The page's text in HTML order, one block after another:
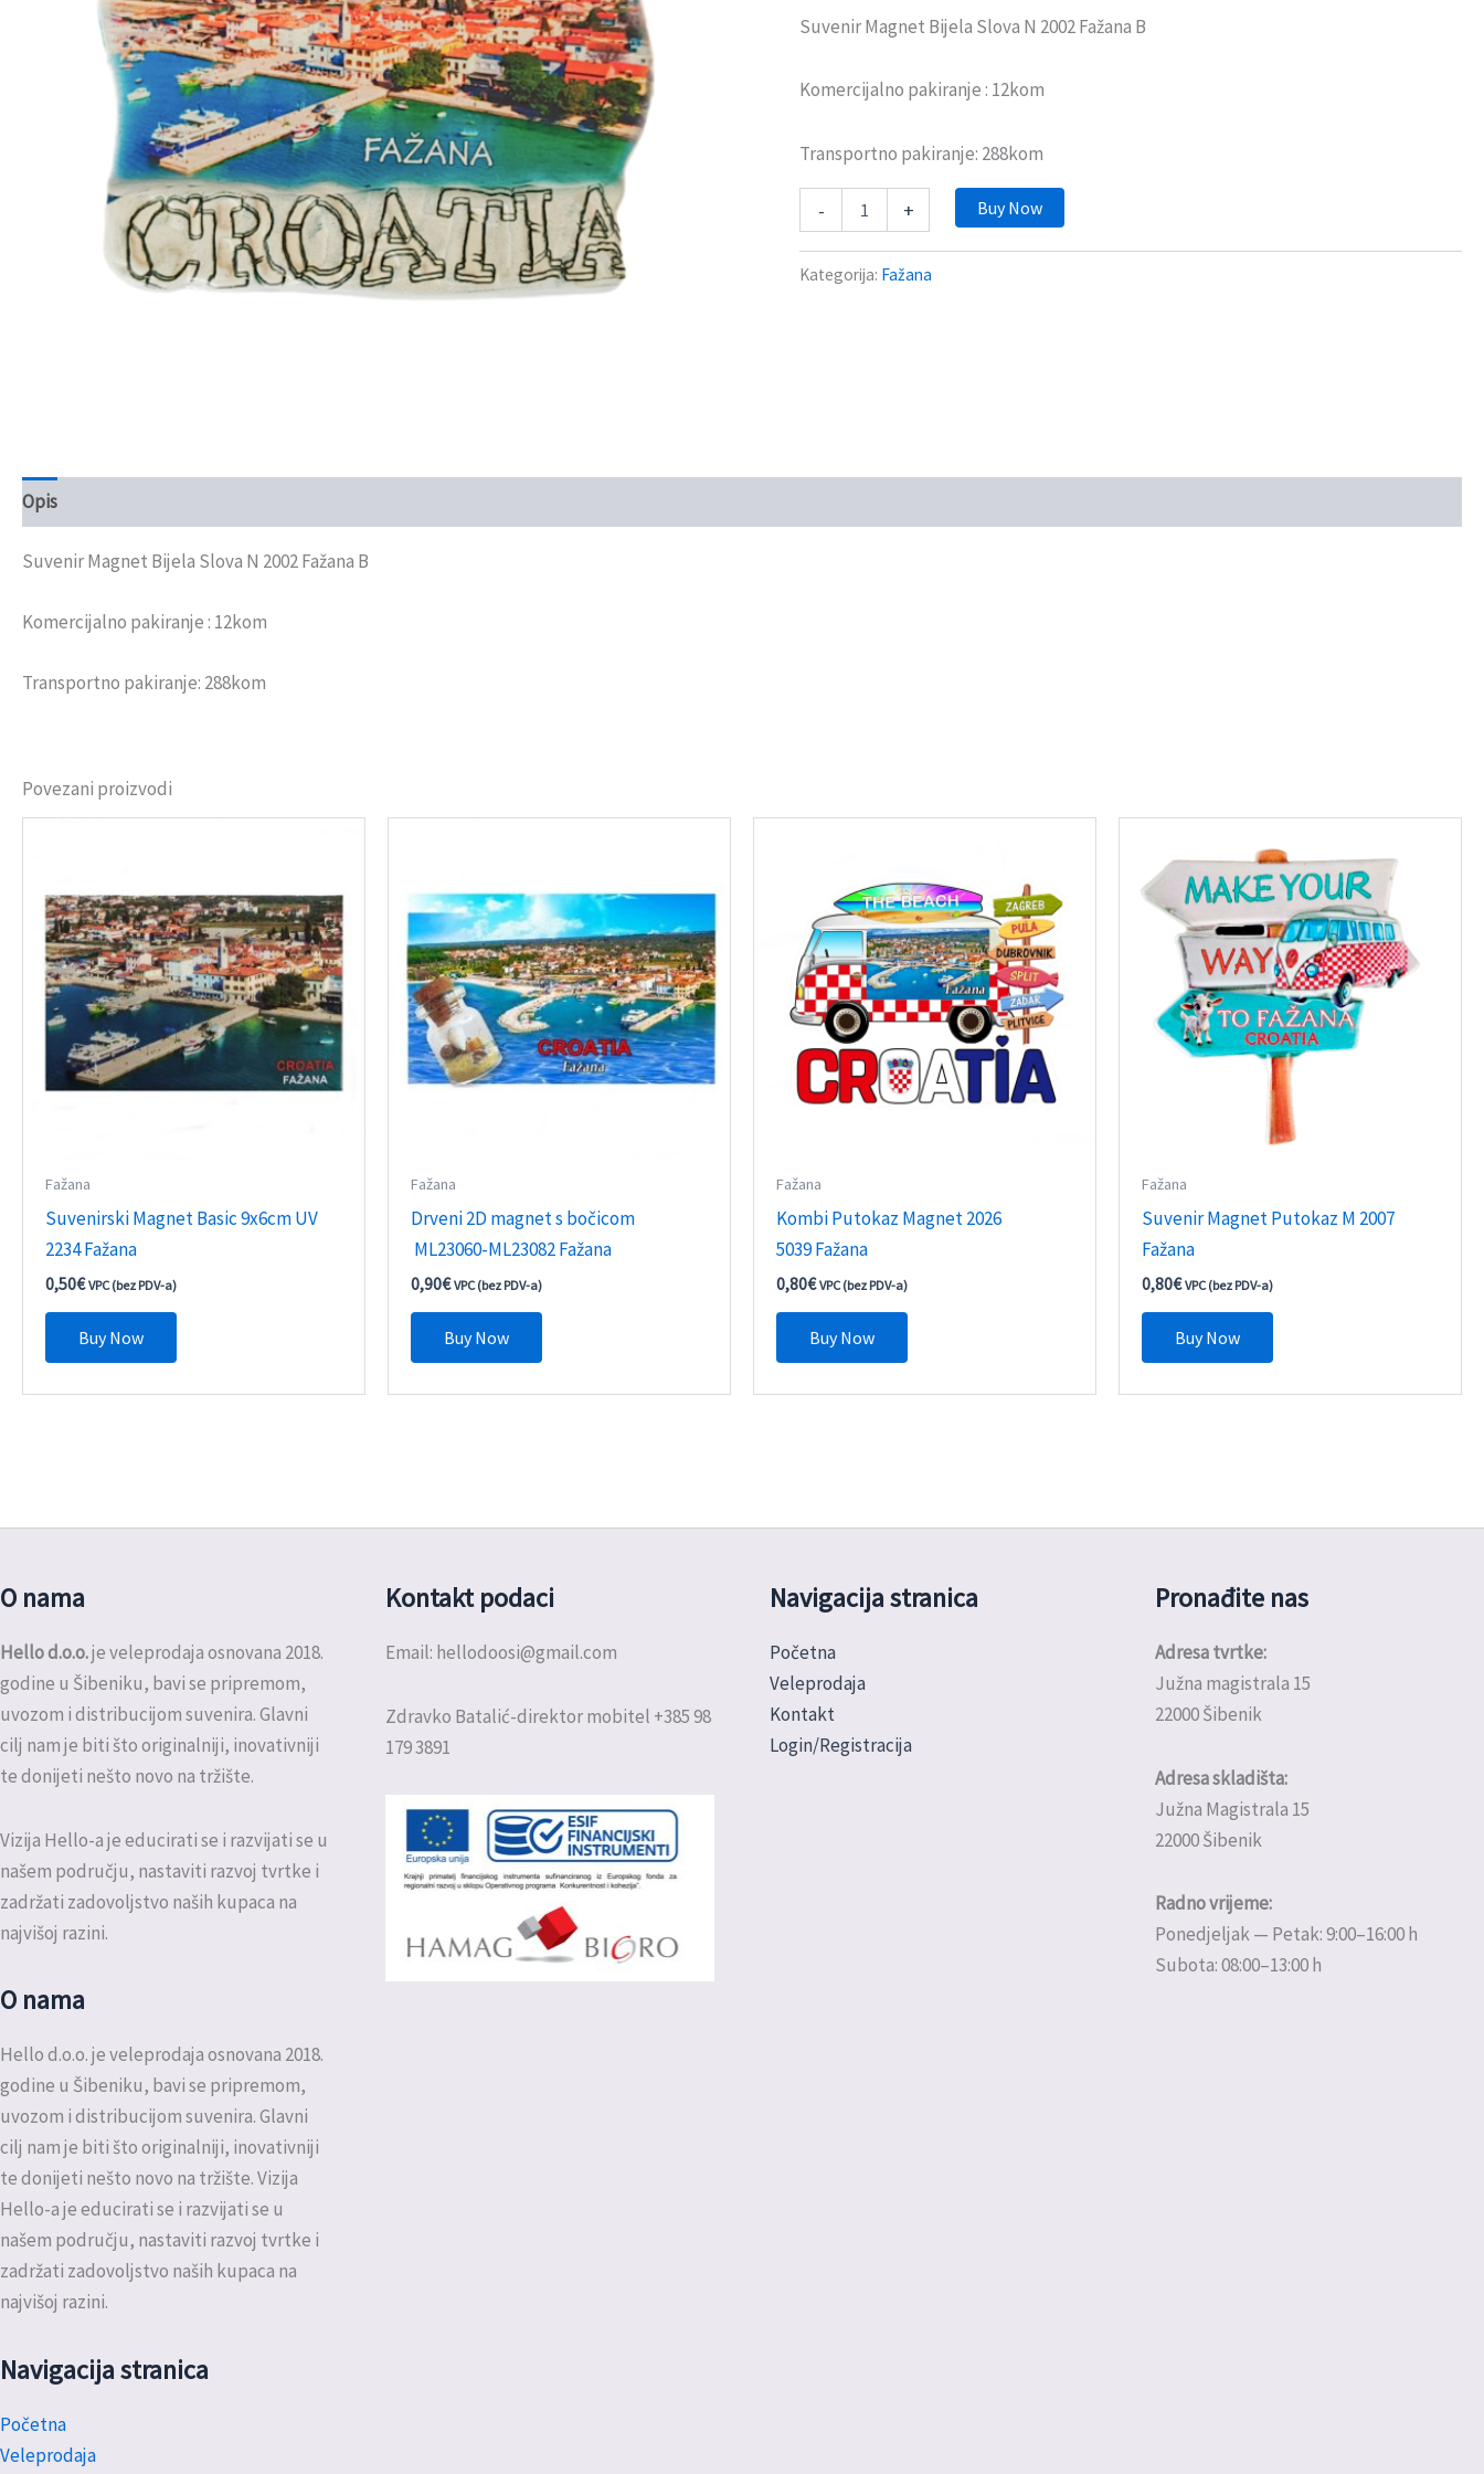
Suvenir Magnet Bijela Slova N 2002 Fažana B
Komercijalno pakiranje : 12kom
Transportno pakiranje: 288kom
- + Buy Now
Kategorija: Fažana
Opis
Suvenir Magnet Bijela Slova N 2002 Fažana B
Komercijalno pakiranje : 12kom
Transportno pakiranje: 288kom
Povezani proizvodi
Fažana
Suvenirski Magnet Basic 9x6cm UV
2234 Fažana
0,50€ VPC (bez PDV-a)
Buy Now
Fažana
Drveni 2D magnet s bočicom
ML23060-ML23082 Fažana
0,90€ VPC (bez PDV-a)
Buy Now
Fažana
Kombi Putokaz Magnet 2026
5039 Fažana
0,80€ VPC (bez PDV-a)
Buy Now
Fažana
Suvenir Magnet Putokaz M 2007
Fažana
0,80€ VPC (bez PDV-a)
Buy Now
O nama
Hello d.o.o.je veleprodaja osnovana 2018.
godine u Šibeniku, bavi se pripremom,
uvozom i distribucijom suvenira. Glavni
cilj nam je biti što originalniji, inovativniji
te donijeti nešto novo na tržište.
Vizija Hello-a je educirati se i razvijati se u
našem području, nastaviti razvoj tvrtke i
zadržati zadovoljstvo naših kupaca na
najvišoj razini.
O nama
Hello d.o.o. je veleprodaja osnovana 2018.
godine u Šibeniku, bavi se pripremom,
uvozom i distribucijom suvenira. Glavni
cilj nam je biti što originalniji, inovativniji
te donijeti nešto novo na tržište. Vizija
Hello-a je educirati se i razvijati se u
našem području, nastaviti razvoj tvrtke i
zadržati zadovoljstvo naših kupaca na
najvišoj razini.
Navigacija stranica
Početna
Veleprodaja
Kontakt podaci
Email: hellodoosi@gmail.com
Zdravko Batalić-direktor mobitel +385 98
179 3891
Navigacija stranica
Početna
Veleprodaja
Kontakt
Login/Registracija
Pronađite nas
Adresa tvrtke:
Južna magistrala 15
22000 Šibenik
Adresa skladišta:
Južna Magistrala 15
22000 Šibenik
Radno vrijeme:
Ponedjeljak — Petak: 9:00–16:00 h
Subota: 08:00–13:00 h